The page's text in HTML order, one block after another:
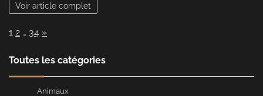
Voir article complet
Page:
1 2 … 34 Next
»
Toutes les catégories
Animaux